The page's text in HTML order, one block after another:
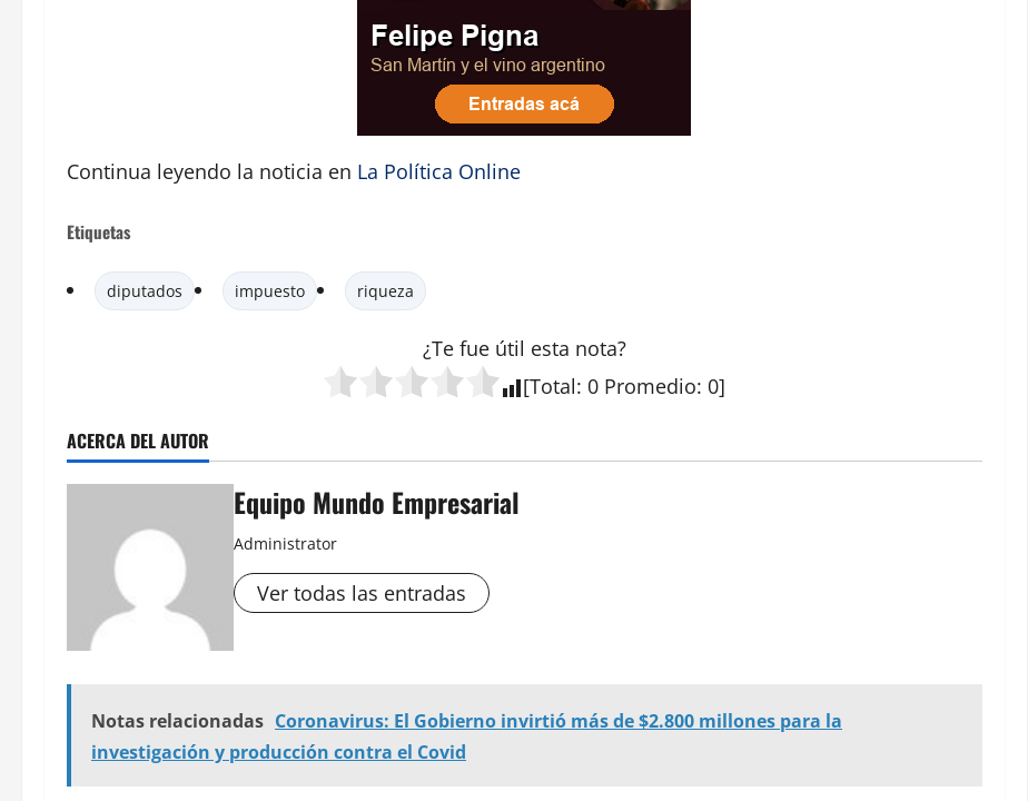
Continua leyendo la noticia en La Política Online
Etiquetas
diputados impuesto riqueza
¿Te fue útil esta nota?
[Total: 0 Promedio: 0]
ACERCA DEL AUTOR
Equipo Mundo Empresarial
Administrator
Ver todas las entradas
Notas relacionadas Coronavirus: El Gobierno invirtió más de $2.800 millones para la
investigación y producción contra el Covid